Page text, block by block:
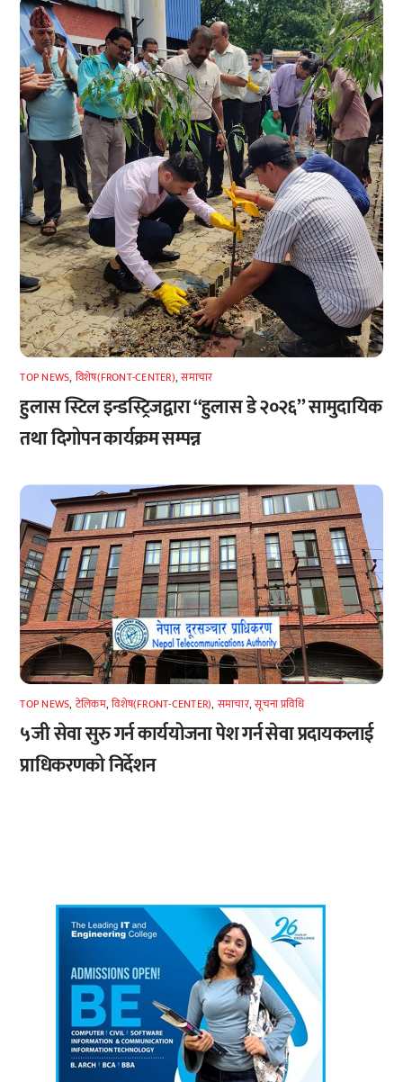
TOP NEWS, विशेष(FRONT-CENTER),समाचार
हुलास स्टिल इन्डस्ट्रिजद्वारा “हुलास डे २०२६” सामुदायिक
तथा दिगोपन कार्यक्रम सम्पन्न
TOP NEWS, टेलिकम,विशेष(FRONT-CENTER), समाचार,सूचना प्रविधि
५जी सेवा सुरु गर्न कार्ययोजना पेश गर्न सेवा प्रदायकलाई
प्राधिकरणको निर्देशन